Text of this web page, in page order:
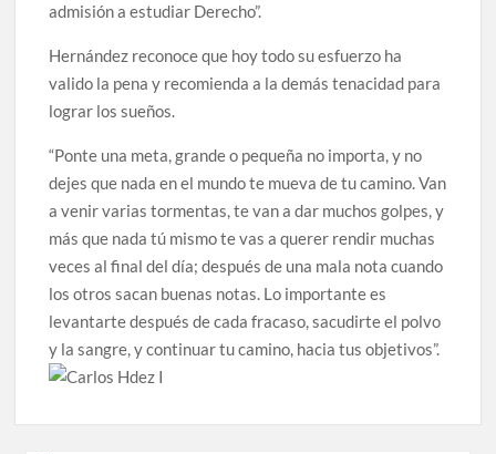
admisión a estudiar Derecho”.
Hernández reconoce que hoy todo su esfuerzo ha
valido la pena y recomienda a la demás tenacidad para
lograr los sueños.
“Ponte una meta, grande o pequeña no importa, y no
dejes que nada en el mundo te mueva de tu camino. Van
a venir varias tormentas, te van a dar muchos golpes, y
más que nada tú mismo te vas a querer rendir muchas
veces al final del día; después de una mala nota cuando
los otros sacan buenas notas. Lo importante es
levantarte después de cada fracaso, sacudirte el polvo
y la sangre, y continuar tu camino, hacia tus objetivos”.